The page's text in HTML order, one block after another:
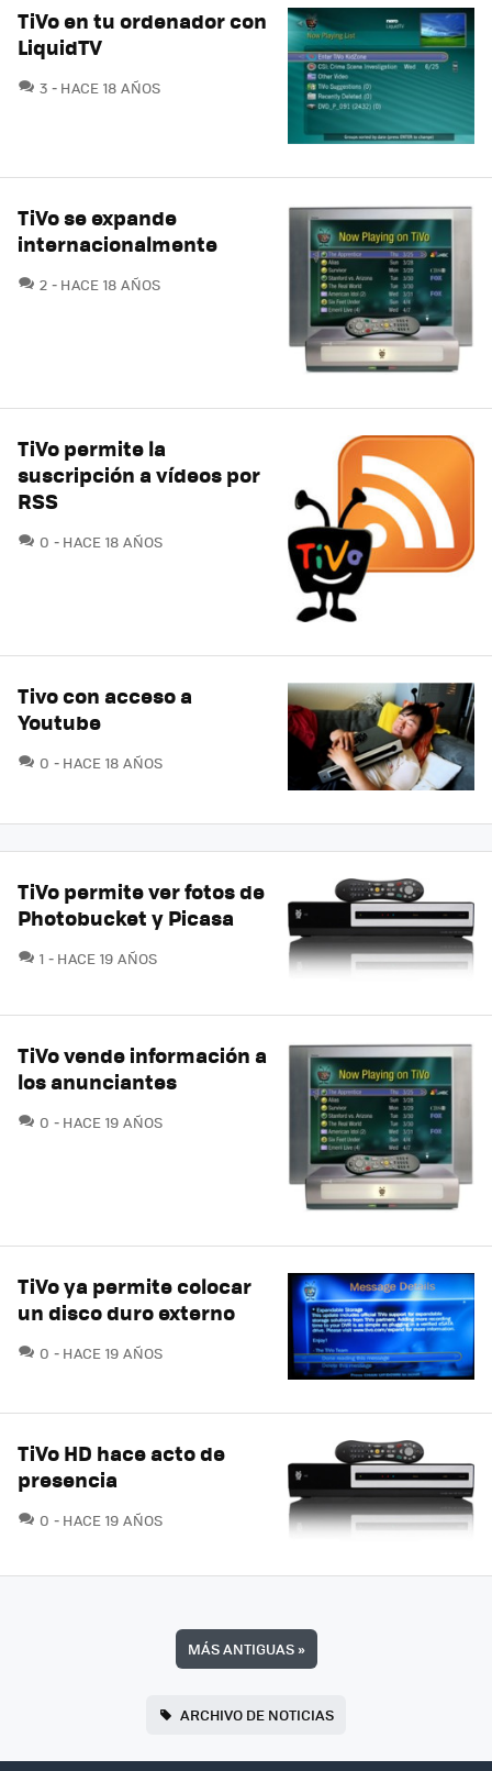
TiVo en tu ordenador con
LiquidTV
3 COMENTARIOS
HACE 18 AÑOS
TiVo se expande
internacionalmente
2 COMENTARIOS
HACE 18 AÑOS
TiVo permite la
suscripción a vídeos por
RSS
0 COMENTARIOS
HACE 18 AÑOS
Tivo con acceso a
Youtube
0 COMENTARIOS
HACE 18 AÑOS
TiVo permite ver fotos de
Photobucket y Picasa
1 COMENTARIOS
HACE 19 AÑOS
TiVo vende información a
los anunciantes
0 COMENTARIOS
HACE 19 AÑOS
TiVo ya permite colocar
un disco duro externo
0 COMENTARIOS
HACE 19 AÑOS
TiVo HD hace acto de
presencia
0 COMENTARIOS
HACE 19 AÑOS
MÁS ANTIGUAS»
ARCHIVO DE NOTICIAS